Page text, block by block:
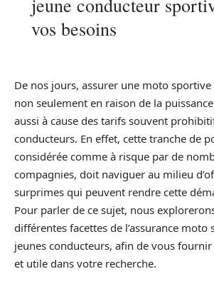
jeune conducteur
vos besoins
De nos jours, assurer une moto
non seulement en raison de la
aussi à cause des tarifs souvent
conducteurs. En effet, cette tranche de
considérée comme à risque par de
compagnies, doit naviguer au milieu
surprimes qui peuvent rendre cette
Pour parler de ce sujet, nous
différentes facettes de l’assurance
jeunes conducteurs, afin de vous
et utile dans votre recherche.